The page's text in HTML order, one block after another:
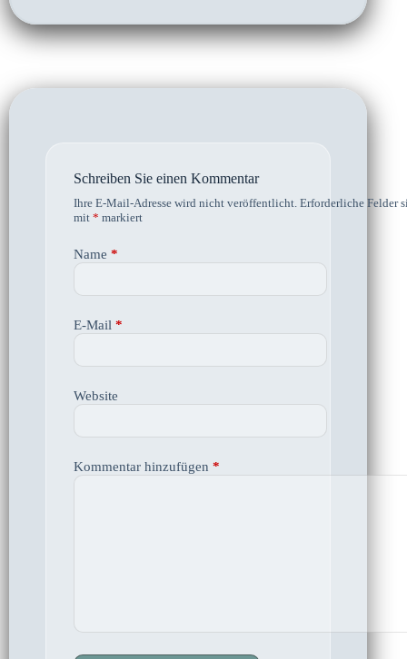
Schreiben Sie einen Kommentar
Ihre E-Mail-Adresse wird nicht veröffentlicht. Erforderliche Felder
mit * markiert
Name *
E-Mail *
Website
Kommentar hinzufügen *